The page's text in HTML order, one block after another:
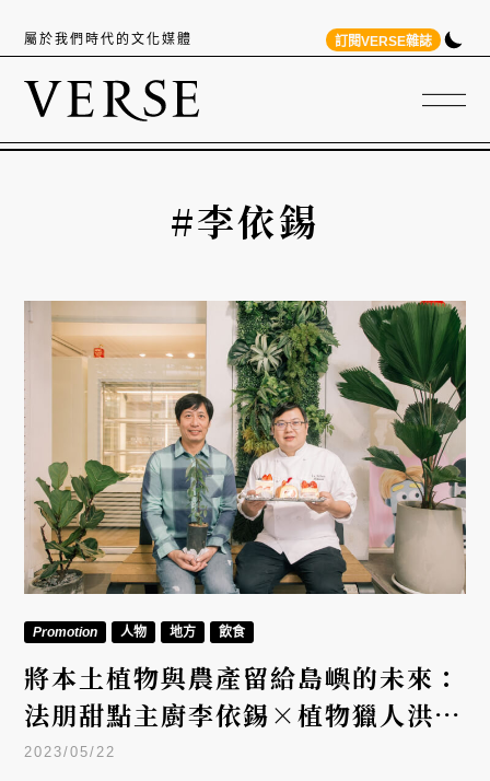
屬於我們時代的文化媒體 訂閱VERSE雜誌
#李依錫
Promotion 人物 地方 飲食
將本土植物與農產留給島嶼的未來：
法朋甜點主廚李依錫×植物獵人洪信
介
2023/05/22